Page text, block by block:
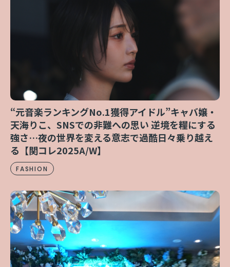
“元音楽ランキングNo.1獲得アイドル”キャバ嬢・
天海りこ、SNSでの非難への思い 逆境を糧にする
強さ…夜の世界を変える意志で過酷日々乗り越え
る【関コレ2025A/W】
FASHION